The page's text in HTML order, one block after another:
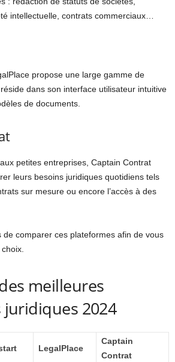
intellectuelle, contrats commerciaux…
propose une large gamme de
dans son interface utilisateur intuitive
de documents.
petites entreprises, Captain Contrat
leurs besoins juridiques quotidiens tels
sur mesure ou encore l’accès à des
de comparer ces plateformes afin de vous
meilleures
2024
LegalPlace
Captain
Contrat